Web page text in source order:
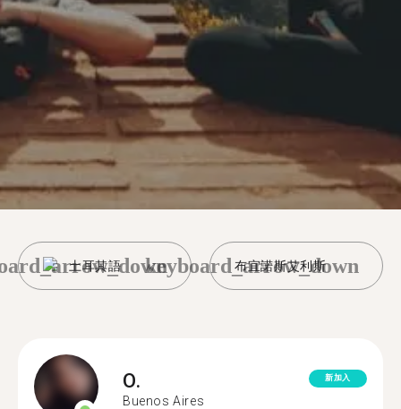
土耳其語 布宜諾斯艾利斯
keyboard_arrow_down
O.
Buenos Aires
新加入